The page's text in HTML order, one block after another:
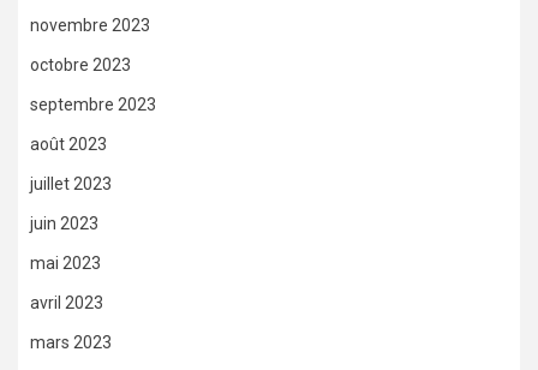
novembre 2023
octobre 2023
septembre 2023
août 2023
juillet 2023
juin 2023
mai 2023
avril 2023
mars 2023